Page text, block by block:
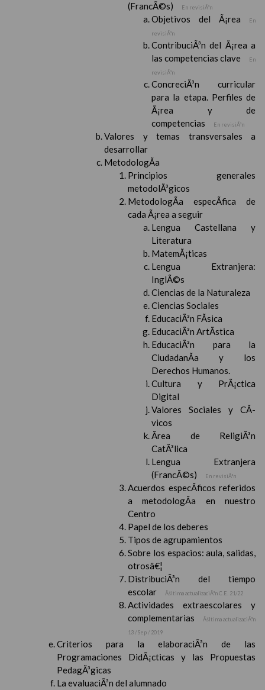
(FrancÃ©s) En revisiÃ³n
Objetivos del Ã¡rea
En
revisiÃ³n
ContribuciÃ³n del Ã¡rea a
las competencias clave
En
revisiÃ³n
ConcreciÃ³n curricular
para la etapa. Perfiles de
Ã¡rea y de
competencias
En revisiÃ³n
Valores y temas transversales a
desarrollar
MetodologÃ­a
Principios generales
metodolÃ³gicos
MetodologÃ­a especÃ­fica de
cada Ã¡rea a seguir
Lengua Castellana y
Literatura
MatemÃ¡ticas
Lengua Extranjera:
InglÃ©s
Ciencias de la Naturaleza
Ciencias Sociales
EducaciÃ³n FÃ­sica
EducaciÃ³n ArtÃ­stica
EducaciÃ³n para la
CiudadanÃ­a y los
Derechos Humanos.
Cultura y PrÃ¡ctica
Digital
Valores Sociales y CÃ­
vicos
Ãrea de ReligiÃ³n
CatÃ³lica
Lengua Extranjera
(FrancÃ©s)
En revisiÃ³n
Acuerdos especÃ­ficos referidos
a metodologÃ­a en nuestro
Centro
Papel de los deberes
Tipos de agrupamientos
Sobre los espacios: aula, salidas,
otrosâ€¦
DistribuciÃ³n del tiempo
escolar
Ãšltima actualizaciÃ³n C.E. 21/22
Actividades extraescolares y
complementarias
Ãšltima actualizaciÃ³n
13 / Sep / 2019
Criterios para la elaboraciÃ³n de las
Programaciones DidÃ¡cticas y las Propuestas
PedagÃ³gicas
La evaluaciÃ³n del alumnado